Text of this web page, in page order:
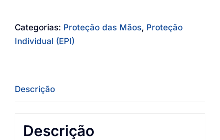
Categorias: Proteção das Mãos, Proteção
Individual (EPI)
Descrição
Descrição